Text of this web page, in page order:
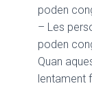
poden
– Les
poden
Quan
lentament